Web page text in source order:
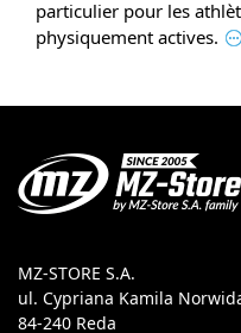
particulier pour les
physiquement actives.
MZ-STORE S.A.
ul. Cypriana Kamila
84-240 Reda